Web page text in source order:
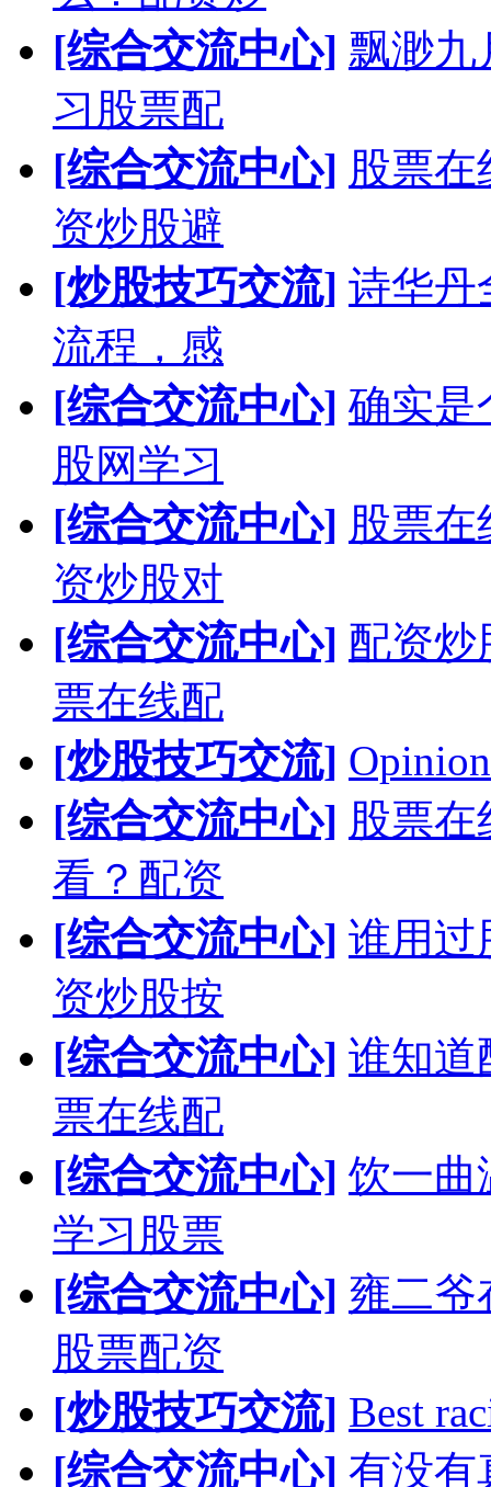
[综合交流中心] 飘渺九
习股票配
[综合交流中心] 股票
资炒股避
[炒股技巧交流] 诗华丹
流程，感
[综合交流中心] 确实是
股网学习
[综合交流中心] 股票
资炒股对
[综合交流中心] 配资炒
票在线配
[炒股技巧交流]
[综合交流中心] 股票
看？配资
[综合交流中心] 谁用过
资炒股按
[综合交流中心] 谁知道
票在线配
[综合交流中心] 饮一曲
学习股票
[综合交流中心] 雍二爷
股票配资
[炒股技巧交流] Best
[综合交流中心] 有没有